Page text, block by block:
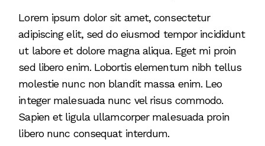
Lorem ipsum dolor sit amet, consectetur
adipiscing elit, sed do eiusmod tempor incididunt
ut labore et dolore magna aliqua. Eget mi proin
sed libero enim. Lobortis elementum nibh tellus
molestie nunc non blandit massa enim. Leo
integer malesuada nunc vel risus commodo.
Sapien et ligula ullamcorper malesuada proin
libero nunc consequat interdum.